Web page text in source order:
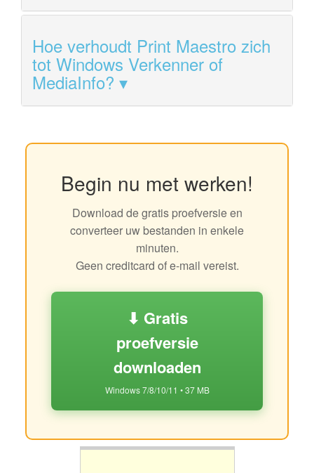
Hoe verhoudt Print Maestro zich
tot Windows Verkenner of
MediaInfo?
Begin nu met werken!
Download de gratis proefversie en
converteer uw bestanden in enkele
minuten.
Geen creditcard of e-mail vereist.
⬇ Gratis
proefversie
downloaden
Windows 7/8/10/11 • 37 MB